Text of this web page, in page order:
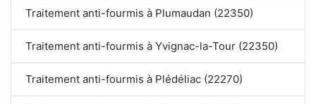
Traitement anti-fourmis à Plumaudan (22350)
Traitement anti-fourmis à Yvignac-la-Tour (22350)
Traitement anti-fourmis à Plédéliac (22270)